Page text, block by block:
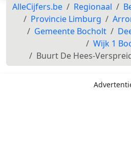
AlleCijfers.be Regionaal
Provincie Limburg
Gemeente Bocholt
Wijk 1
Buurt De Hees-